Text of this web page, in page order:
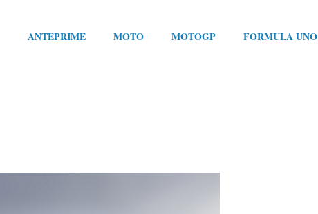
ANTEPRIME MOTO MOTOGP FORMULA UNO